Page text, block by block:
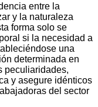
entre la
y la naturaleza
forma solo se
si la necesidad a
una
determinada en
peculiaridades,
y asegure idénticos
del sector